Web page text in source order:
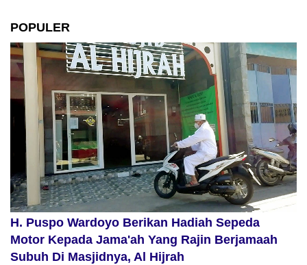
POPULER
H. Puspo Wardoyo Berikan Hadiah Sepeda
Motor Kepada Jama'ah Yang Rajin Berjamaah
Subuh Di Masjidnya, Al Hijrah